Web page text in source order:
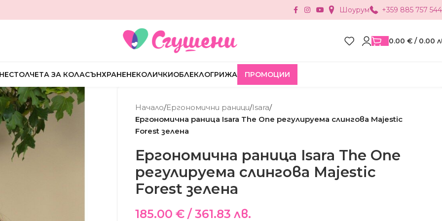
Шоурум +359 885 757 544
0.00 € / 0.00
СТОЛЧЕТА ЗА КОЛАСЪНХРАНЕНЕКОЛИЧКИОБЛЕКЛОГРИЖА ПРОМОЦИИ
Начало/Ергономични раници/Isara/
Ергономична раница Isara The One регулируема слингова Маjestic
Forest зелена
Ергономична раница Isara The One
регулируема слингова Маjestic
Forest зелена
185.00 € / 361.83 лв.